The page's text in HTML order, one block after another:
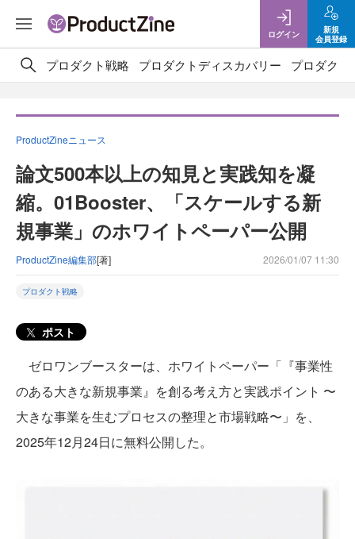
ログイン
新規
会員登録
プロダクト戦略 プロダクトディスカバリー プロダクト
ProductZineニュース
論文500本以上の知見と実践知を凝
縮。01Booster、「スケールする新
規事業」のホワイトペーパー公開
ProductZine編集部[著] 2026/01/07 11:30
プロダクト戦略
ポスト
ゼロワンブースターは、ホワイトペーパー「『事業性
のある大きな新規事業』を創る考え方と実践ポイント 〜
大きな事業を生むプロセスの整理と市場戦略〜」を、
2025年12月24日に無料公開した。